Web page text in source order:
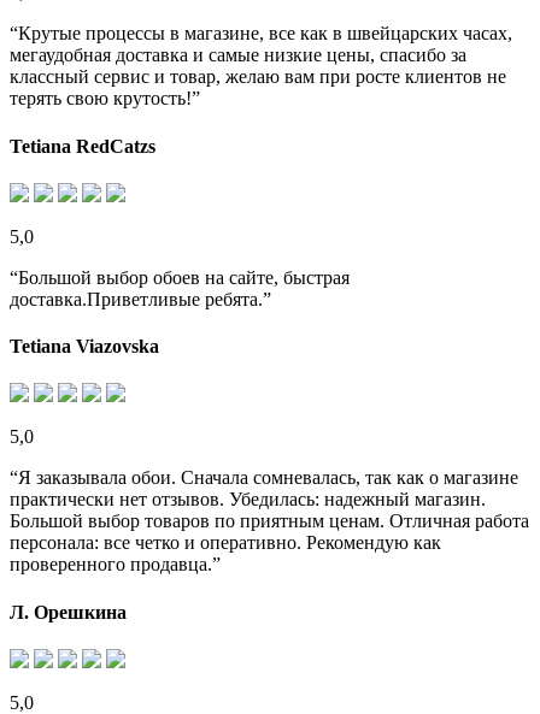
“Крутые процессы в магазине, все как в швейцарских часах,
мегаудобная доставка и самые низкие цены, спасибо за
классный сервис и товар, желаю вам при росте клиентов не
терять свою крутость!”
Tetiana RedCatzs
5,0
“Большой выбор обоев на сайте, быстрая
доставка.Приветливые ребята.”
Tetiana Viazovska
5,0
“Я заказывала обои. Сначала сомневалась, так как о магазине
практически нет отзывов. Убедилась: надежный магазин.
Большой выбор товаров по приятным ценам. Отличная работа
персонала: все четко и оперативно. Рекомендую как
проверенного продавца.”
Л. Орешкина
5,0